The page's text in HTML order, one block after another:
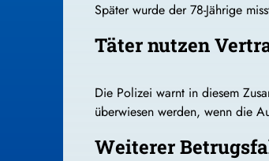
Später wurde der 78-Jährige
Täter nutzen
Die Polizei warnt in diesem
überwiesen werden, wenn die
Weiterer